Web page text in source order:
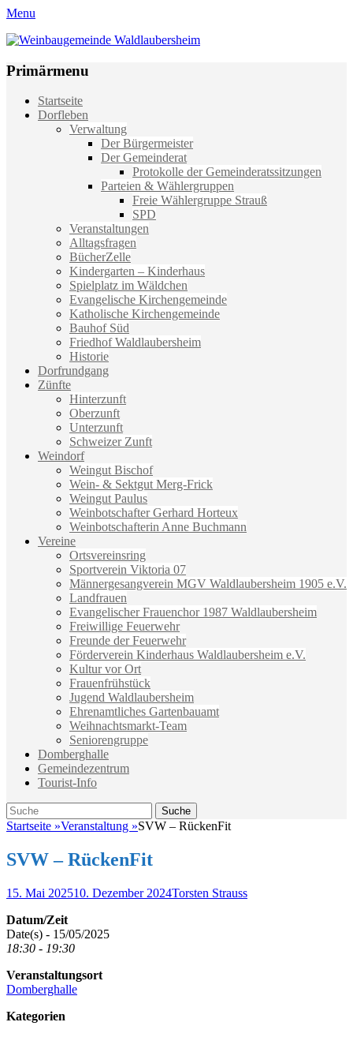
Menu
Weinbaugemeinde Waldlaubersheim
Primärmenu
Weiter
zum
Startseite
Dorfleben
Verwaltung
Der Bürgermeister
Der Gemeinderat
Protokolle der Gemeinderatssitzungen
Parteien & Wählergruppen
Freie Wählergruppe Strauß
SPD
Veranstaltungen
Alltagsfragen
BücherZelle
Kindergarten – Kinderhaus
Spielplatz im Wäldchen
Evangelische Kirchengemeinde
Katholische Kirchengemeinde
Bauhof Süd
Friedhof Waldlaubersheim
Historie
Dorfrundgang
Zünfte
Hinterzunft
Oberzunft
Unterzunft
Schweizer Zunft
Weindorf
Weingut Bischof
Wein- & Sektgut Merg-Frick
Weingut Paulus
Weinbotschafter Gerhard Horteux
Weinbotschafterin Anne Buchmann
Vereine
Ortsvereinsring
Sportverein Viktoria 07
Männergesangverein MGV Waldlaubersheim 1905 e.V.
Landfrauen
Evangelischer Frauenchor 1987 Waldlaubersheim
Freiwillige Feuerwehr
Freunde der Feuerwehr
Förderverein Kinderhaus Waldlaubersheim e.V.
Kultur vor Ort
Frauenfrühstück
Jugend Waldlaubersheim
Ehrenamtliches Gartenbauamt
Weihnachtsmarkt-Team
Seniorengruppe
Domberghalle
Gemeindezentrum
Tourist-Info
Suche
Suche
nach:
Startseite »Veranstaltung »SVW – RückenFit
SVW – RückenFit
Veröffentlicht
15. Mai 202510. Dezember 2024Autor
Torsten Strauss
Datum/Zeit
Date(s) - 15/05/2025
18:30 - 19:30
Veranstaltungsort
Domberghalle
Kategorien